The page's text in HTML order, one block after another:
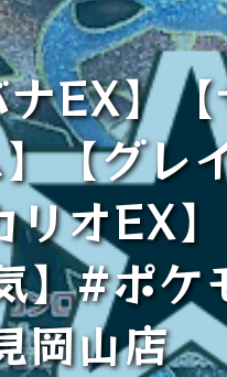
EX】
【グレ
オEX
】#ポ
岡山店